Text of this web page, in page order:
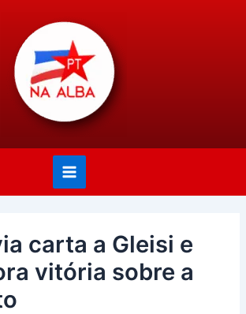
Menu
carta a Gleisi e
vitória sobre a